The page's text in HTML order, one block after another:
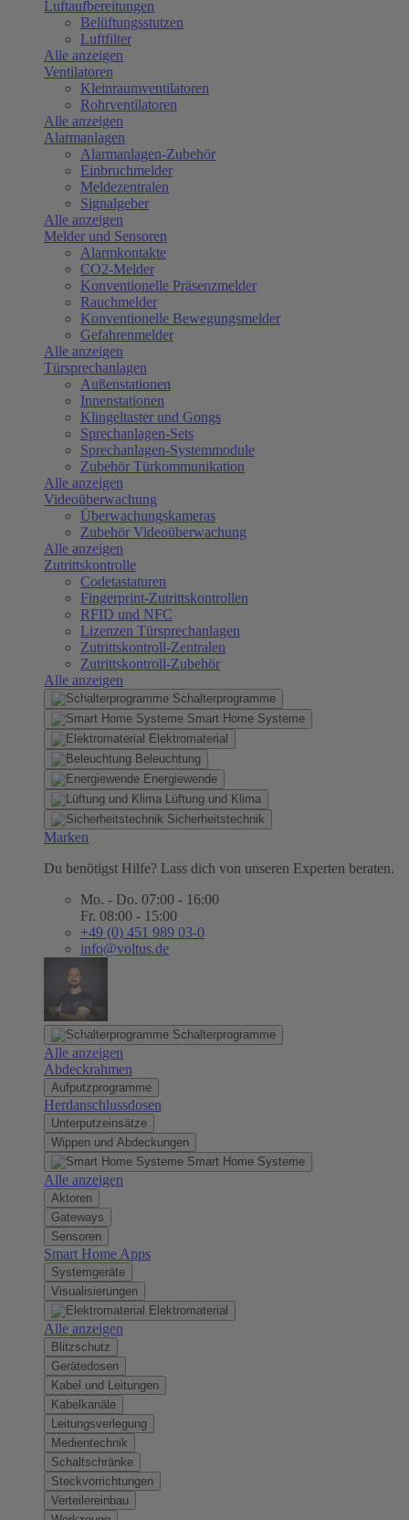
Luftaufbereitungen
Belüftungsstutzen
Luftfilter
Alle anzeigen
Ventilatoren
Kleinraumventilatoren
Rohrventilatoren
Alle anzeigen
Alarmanlagen
Alarmanlagen-Zubehör
Einbruchmelder
Meldezentralen
Signalgeber
Alle anzeigen
Melder und Sensoren
Alarmkontakte
CO2-Melder
Konventionelle Präsenzmelder
Rauchmelder
Konventionelle Bewegungsmelder
Gefahrenmelder
Alle anzeigen
Türsprechanlagen
Außenstationen
Innenstationen
Klingeltaster und Gongs
Sprechanlagen-Sets
Sprechanlagen-Systemmodule
Zubehör Türkommunikation
Alle anzeigen
Videoüberwachung
Überwachungskameras
Zubehör Videoüberwachung
Alle anzeigen
Zutrittskontrolle
Codetastaturen
Fingerprint-Zutrittskontrollen
RFID und NFC
Lizenzen Türsprechanlagen
Zutrittskontroll-Zentralen
Zutrittskontroll-Zubehör
Alle anzeigen
Schalterprogramme
Smart Home Systeme
Elektromaterial
Beleuchtung
Energiewende
Lüftung und Klima
Sicherheitstechnik
Marken
Du benötigst Hilfe? Lass dich von unseren Experten beraten.
Mo. - Do. 07:00 - 16:00
Fr. 08:00 - 15:00
+49 (0) 451 989 03-0
info@voltus.de
Schalterprogramme
Alle anzeigen
Abdeckrahmen
Aufputzprogramme
Herdanschlussdosen
Unterputzeinsätze
Wippen und Abdeckungen
Smart Home Systeme
Alle anzeigen
Aktoren
Gateways
Sensoren
Smart Home Apps
Systemgeräte
Visualisierungen
Elektromaterial
Alle anzeigen
Blitzschutz
Gerätedosen
Kabel und Leitungen
Kabelkanäle
Leitungsverlegung
Medientechnik
Schaltschränke
Steckvorrichtungen
Verteilereinbau